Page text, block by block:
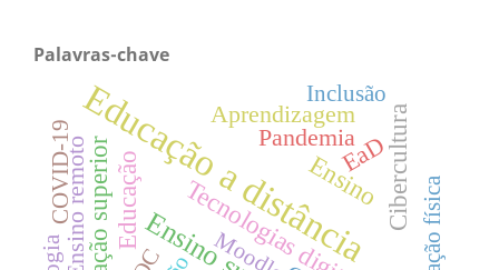
Palavras-chave
Educação a distância
Educação EnsinoCibercultura
Tecnologias digitais
Educação superior EaD
Pandemia
Ensino remoto
Aprendizagem
Inclusão
COVID-19
Moodle